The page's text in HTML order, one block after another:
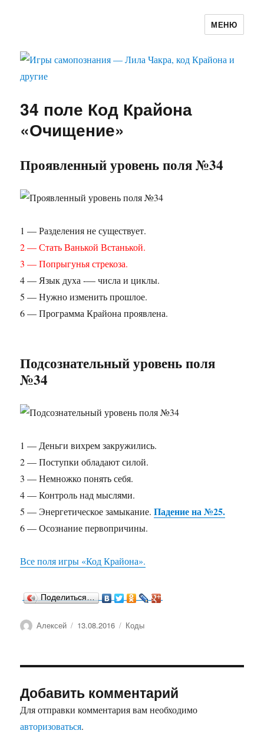
Игры самопознания — Лила Чакра,
код Крайона и другие
МЕНЮ
34 поле Код Крайона
«Очищение»
Проявленный уровень поля №34
1 — Разделения не существует.
2 — Стать Ванькой Встанькой.
3 — Попрыгунья стрекоза.
4 — Язык духа -— числа и циклы.
5 — Нужно изменить прошлое.
6 — Программа Крайона проявлена.
Подсознательный уровень поля
№34
1 — Деньги вихрем закружились.
2 — Поступки обладают силой.
3 — Немножко понять себя.
4 — Контроль над мыслями.
5 — Энергетическое замыкание.Падение на №25.
6 — Осознание первопричины.
Все поля игры «Код Крайона».
Поделиться…
Автор
Алексей Опубликовано
13.08.2016 Рубрики
Коды
Добавить комментарий
Для отправки комментария вам необходимо
авторизоваться.